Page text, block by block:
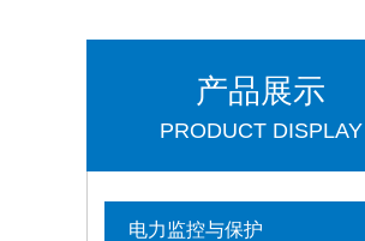
产品展示
PRODUCT DISPLAY
电力监控与保护